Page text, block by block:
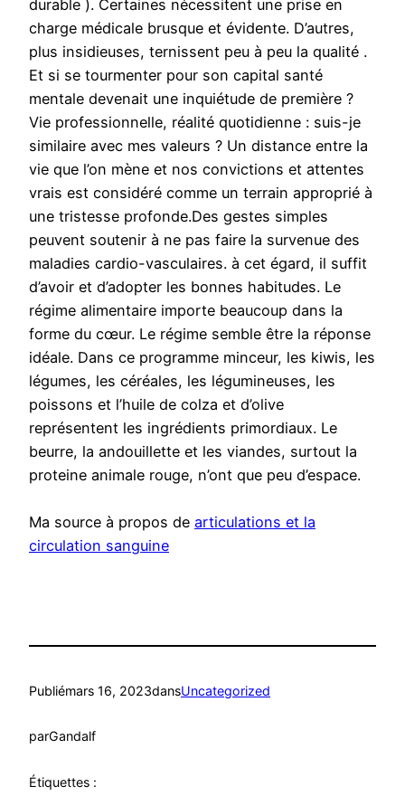
durable ). Certaines nécessitent une prise en
charge médicale brusque et évidente. D’autres,
plus insidieuses, ternissent peu à peu la qualité .
Et si se tourmenter pour son capital santé
mentale devenait une inquiétude de première ?
Vie professionnelle, réalité quotidienne : suis-je
similaire avec mes valeurs ? Un distance entre la
vie que l’on mène et nos convictions et attentes
vrais est considéré comme un terrain approprié à
une tristesse profonde.Des gestes simples
peuvent soutenir à ne pas faire la survenue des
maladies cardio-vasculaires. à cet égard, il suffit
d’avoir et d’adopter les bonnes habitudes. Le
régime alimentaire importe beaucoup dans la
forme du cœur. Le régime semble être la réponse
idéale. Dans ce programme minceur, les kiwis, les
légumes, les céréales, les légumineuses, les
poissons et l’huile de colza et d’olive
représentent les ingrédients primordiaux. Le
beurre, la andouillette et les viandes, surtout la
proteine animale rouge, n’ont que peu d’espace.
Ma source à propos de articulations et la
circulation sanguine
Publiémars 16, 2023dansUncategorized
parGandalf
Étiquettes :